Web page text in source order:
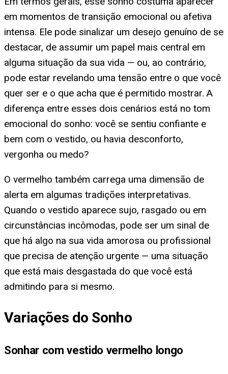
em momentos de transição emocional ou afetiva
intensa. Ele pode sinalizar um desejo genuíno de se
destacar, de assumir um papel mais central em
alguma situação da sua vida — ou, ao contrário,
pode estar revelando uma tensão entre o que você
quer ser e o que acha que é permitido mostrar. A
diferença entre esses dois cenários está no tom
emocional do sonho: você se sentiu confiante e
bem com o vestido, ou havia desconforto,
vergonha ou medo?
O vermelho também carrega uma dimensão de
alerta em algumas tradições interpretativas.
Quando o vestido aparece sujo, rasgado ou em
circunstâncias incômodas, pode ser um sinal de
que há algo na sua vida amorosa ou profissional
que precisa de atenção urgente — uma situação
que está mais desgastada do que você está
admitindo para si mesmo.
Variações do Sonho
Sonhar com vestido vermelho longo